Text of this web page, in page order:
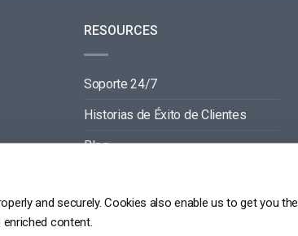
and securely. Cookies also enable us to get you
enriched content.
RESOURCES
Soporte 24/7
Historias de Éxito de Clientes
Blog
Documentación de Reproductor API